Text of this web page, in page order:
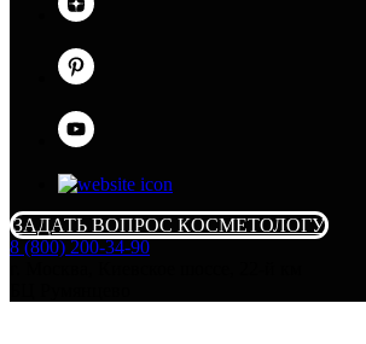
ЗАДАТЬ ВОПРОС КОСМЕТОЛОГУ
8 (800) 200-34-90